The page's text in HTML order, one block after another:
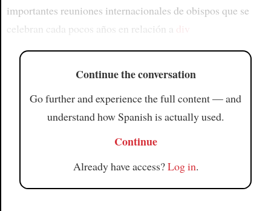
importantes reuniones internacionales de obispos que se
celebran cada pocos años en relación a div
Continue the conversation
Go further and experience the full content — and
understand how Spanish is actually used.
Continue
Already have access?Log in.